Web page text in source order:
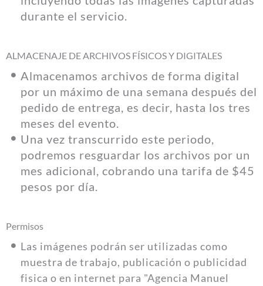
durante el servicio.
ALMACENAJE DE ARCHIVOS FÍSICOS Y DIGITALES
Almacenamos archivos de forma digital
por un máximo de una semana después del
pedido de entrega, es decir, hasta los tres
meses del evento.
Una vez transcurrido este periodo,
podremos resguardar los archivos por un
mes adicional, cobrando una tarifa de $45
pesos por día.
Permisos
Las imágenes podrán ser utilizadas como
muestra de trabajo, publicación o publicidad
fisica o en internet para "Agencia Manuel